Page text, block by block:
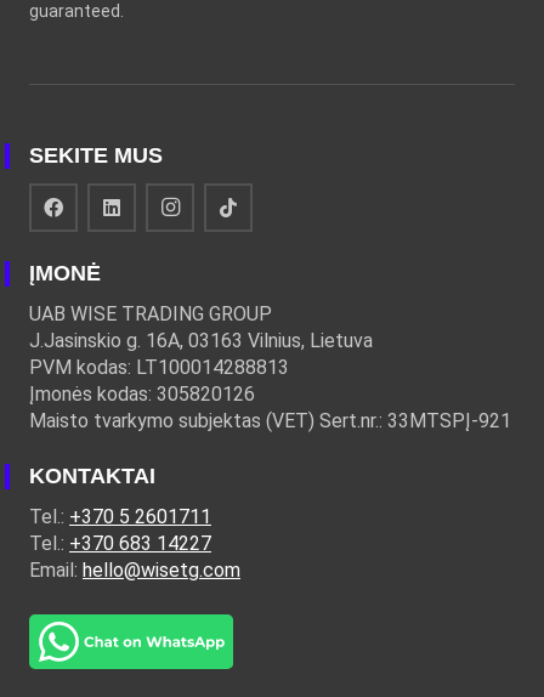
guaranteed.
SEKITE MUS
ĮMONĖ
UAB WISE TRADING GROUP
J.Jasinskio g. 16A, 03163 Vilnius, Lietuva
PVM kodas: LT100014288813
Įmonės kodas: 305820126
Maisto tvarkymo subjektas (VET) Sert.nr.: 33MTSPĮ-921
KONTAKTAI
Tel.: +370 5 2601711
Tel.: +370 683 14227
Email: hello@wisetg.com